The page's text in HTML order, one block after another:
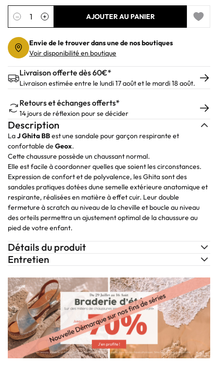
Quantité
− + AJOUTER AU PANIER
Add to
Envie de le trouver dans une de nos boutiques
Voir disponibilité en boutique
Livraison offerte dès 60€*
Livraison estimée entre le lundi 17 août et le mardi 18 août.
Retours et échanges offerts*
14 jours de réflexion pour se décider
Description
LaJ Ghita BBest une sandale pour garçon respirante et
confortable de Geox.
Cette chaussure possède un chaussant normal.
Elle est facile à coordonner quelles que soient les circonstances.
Expression de confort et de polyvalence, les Ghita sont des
sandales pratiques dotées dune semelle extérieure anatomique et
respirante, réalisées en matière à effet cuir. Leur double
fermeture à scratch au niveau de la cheville et boucle au niveau
des orteils permettra un ajustement optimal de la chaussure au
pied de votre enfant.
Détails du produit
Entretien